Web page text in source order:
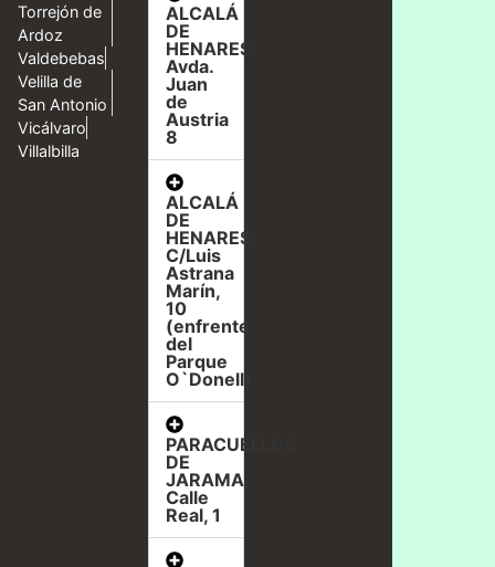
Torrejón de
Ardoz
Valdebebas
Velilla de
San Antonio
Vicálvaro
Villalbilla
ALCALÁ
DE
HENARES,
Avda.
Juan
de
Austria
8
ALCALÁ
DE
HENARES,
C/Luis
Astrana
Marín,
10
(enfrente
del
Parque
O`Donell)
PARACUELLOS
DE
JARAMA,
Calle
Real, 1